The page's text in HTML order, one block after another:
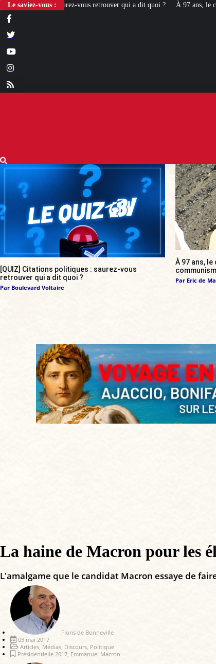
Le saviez-vous :
retrouver qui a dit quoi ? À 97 ans, le cardinal Simoni revient là
[QUIZ] Citations politiques : saurez-vous
retrouver qui a dit quoi ?
Par Boulevard Voltaire
À 97 ans,
Par Eric de
La haine de Macron pour les
L'amalgame que le candidat Macron essaye de
Floris de Bonneville
03 mai 2017
Articles Médias Discours Politique
Présidentielle 2017 Emmanuel Macron